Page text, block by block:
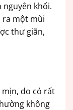
nguyên khối.
ra một mùi
thư giãn,
mịn, do có rất
không